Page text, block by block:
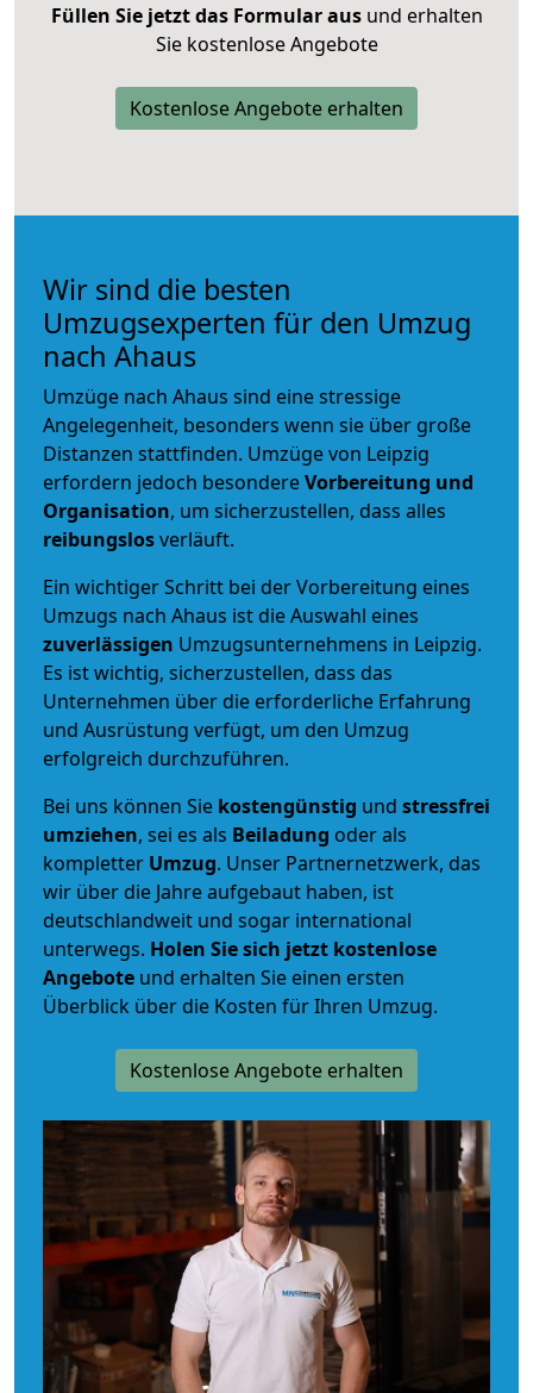
Füllen Sie jetzt das Formular ausund erhalten
Sie kostenlose Angebote
Kostenlose Angebote erhalten
Wir sind die besten
Umzugsexperten für den Umzug
nach Ahaus
Umzüge nach Ahaus sind eine stressige
Angelegenheit, besonders wenn sie über große
Distanzen stattfinden. Umzüge von Leipzig
erfordern jedoch besondereVorbereitung und
Organisation, um sicherzustellen, dass alles
reibungslosverläuft.
Ein wichtiger Schritt bei der Vorbereitung eines
Umzugs nach Ahaus ist die Auswahl eines
zuverlässigen Umzugsunternehmens in Leipzig.
Es ist wichtig, sicherzustellen, dass das
Unternehmen über die erforderliche Erfahrung
und Ausrüstung verfügt, um den Umzug
erfolgreich durchzuführen.
Bei uns können Sie kostengünstig und stressfrei
umziehen, sei es als Beiladung oder als
kompletter Umzug. Unser Partnernetzwerk, das
wir über die Jahre aufgebaut haben, ist
deutschlandweit und sogar international
unterwegs. Holen Sie sich jetzt kostenlose
Angebote und erhalten Sie einen ersten
Überblick über die Kosten für Ihren Umzug.
Kostenlose Angebote erhalten